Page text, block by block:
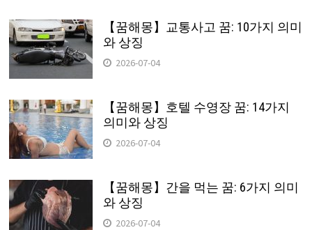
【꿈해몽】교통사고 꿈: 10가지 의미
와 상징
2026-07-04
【꿈해몽】호텔 수영장 꿈: 14가지
의미와 상징
2026-07-04
【꿈해몽】간을 먹는 꿈: 6가지 의미
와 상징
2026-07-04